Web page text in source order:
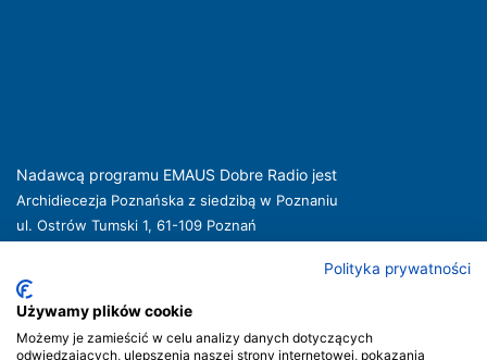
Nadawcą programu EMAUS Dobre Radio jest
Archidiecezja Poznańska z siedzibą w Poznaniu
ul. Ostrów Tumski 1, 61-109 Poznań
Nadawca oferuje usługi medialne obejmujące rozpowszechnianie programu
radiowego pod nazwą EMAUS Dobre Radio oraz prowadzenie portalu
internetową Nadawcy.
Polityka prywatności
Używamy plików cookie
Możemy je zamieścić w celu analizy danych dotyczących
odwiedzających, ulepszenia naszej strony internetowej, pokazania